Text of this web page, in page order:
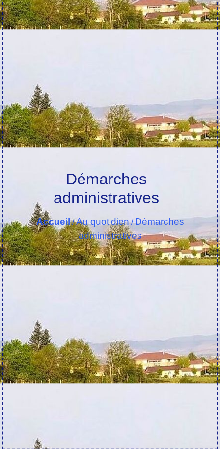
Démarches
administratives
Accueil/Au quotidien/Démarches
administratives